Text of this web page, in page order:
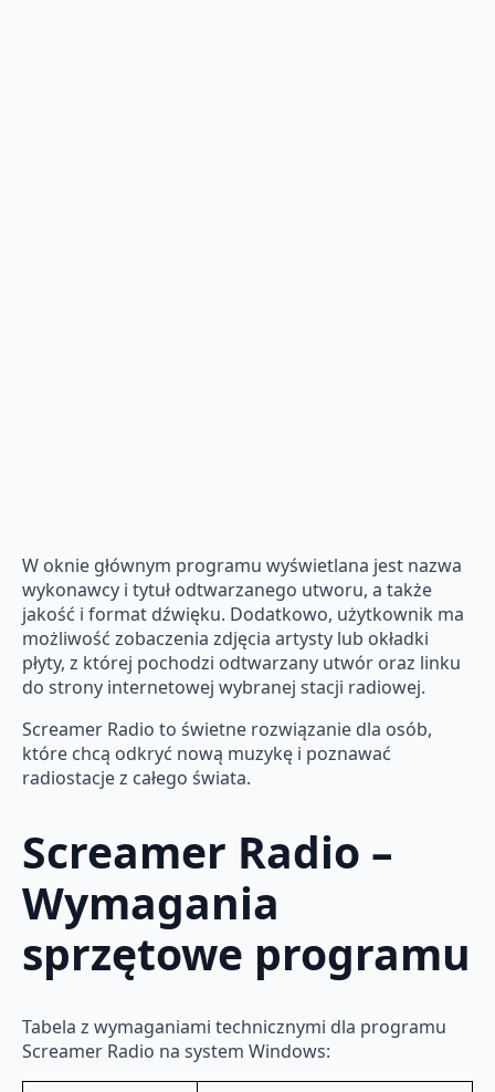
W oknie głównym programu wyświetlana jest nazwa
wykonawcy i tytuł odtwarzanego utworu, a także
jakość i format dźwięku. Dodatkowo, użytkownik ma
możliwość zobaczenia zdjęcia artysty lub okładki
płyty, z której pochodzi odtwarzany utwór oraz linku
do strony internetowej wybranej stacji radiowej.
Screamer Radio to świetne rozwiązanie dla osób,
które chcą odkryć nową muzykę i poznawać
radiostacje z całego świata.
Screamer Radio –
Wymagania
sprzętowe programu
Tabela z wymaganiami technicznymi dla programu
Screamer Radio na system Windows: